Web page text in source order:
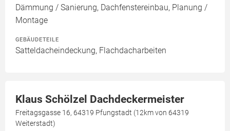
Dämmung / Sanierung, Dachfenstereinbau, Planung /
Montage
GEBÄUDETEILE
Satteldacheindeckung, Flachdacharbeiten
Klaus Schölzel Dachdeckermeister
Freitagsgasse 16, 64319 Pfungstadt (12km von 64319
Weiterstadt)